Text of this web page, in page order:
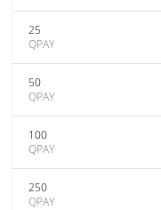
25
QPAY
50
QPAY
100
QPAY
250
QPAY